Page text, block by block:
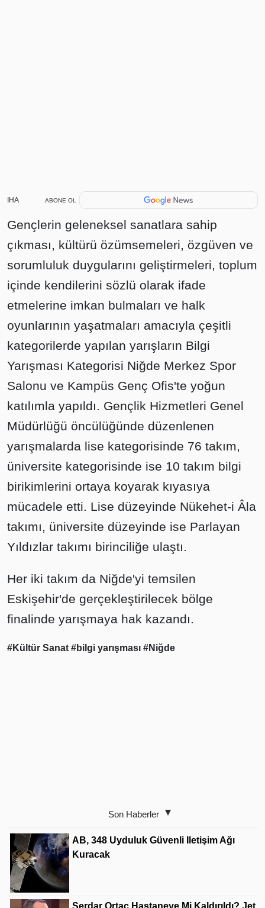
IHA ABONE OL
Gençlerin geleneksel sanatlara sahip
çıkması, kültürü özümsemeleri, özgüven ve
sorumluluk duygularını geliştirmeleri, toplum
içinde kendilerini sözlü olarak ifade
etmelerine imkan bulmaları ve halk
oyunlarının yaşatmaları amacıyla çeşitli
kategorilerde yapılan yarışların Bilgi
Yarışması Kategorisi Niğde Merkez Spor
Salonu ve Kampüs Genç Ofis'te yoğun
katılımla yapıldı. Gençlik Hizmetleri Genel
Müdürlüğü öncülüğünde düzenlenen
yarışmalarda lise kategorisinde 76 takım,
üniversite kategorisinde ise 10 takım bilgi
birikimlerini ortaya koyarak kıyasıya
mücadele etti. Lise düzeyinde Nükehet-i Âla
takımı, üniversite düzeyinde ise Parlayan
Yıldızlar takımı birinciliğe ulaştı.
Her iki takım da Niğde'yi temsilen
Eskişehir'de gerçekleştirilecek bölge
finalinde yarışmaya hak kazandı.
#Kültür Sanat #bilgi yarışması #Niğde
Son Haberler
AB, 348 Uyduluk Güvenli Iletişim Ağı
Kuracak
Serdar Ortaç Hastaneye Mi Kaldırıldı? Jet